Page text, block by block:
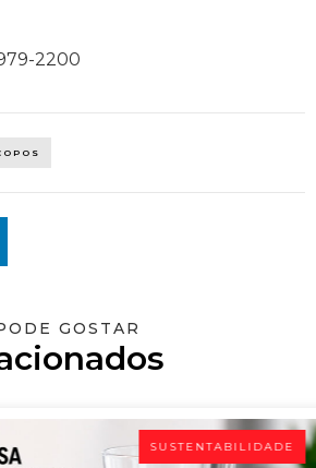
2200
GOSTAR
SUSTENTABILIDADE